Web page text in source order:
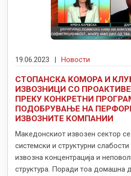
19.06.2023 Новости
СТОПАНСКА КОМОРА И
ИЗВОЗНИЦИ СО
ПРЕКУ КОНКРЕТНИ
ПОДОБРУВАЊЕ НА
ИЗВОЗНИТЕ КОМПАНИИ
Македонскиот извозен сектор
системски и структурни
извозна концентрација и
структура. Поради тоа домашна